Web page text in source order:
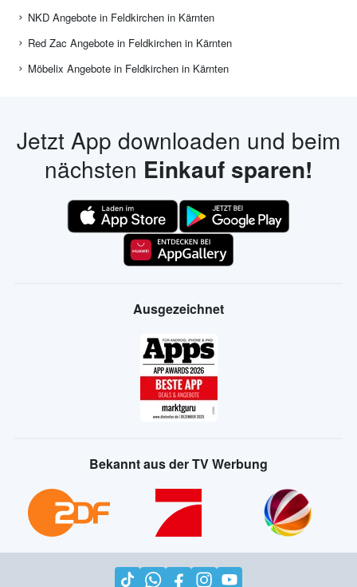
NKD Angebote in Feldkirchen in Kärnten
Red Zac Angebote in Feldkirchen in Kärnten
Möbelix Angebote in Feldkirchen in Kärnten
Jetzt App downloaden und beim
nächsten Einkauf sparen!
Ausgezeichnet
Bekannt aus der TV Werbung